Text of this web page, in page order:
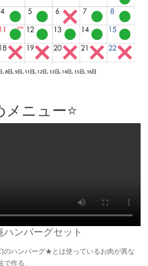
メニュー⭐️
ンバーグセット
のハンバーグ★とは使っているお肉が異な
作る、